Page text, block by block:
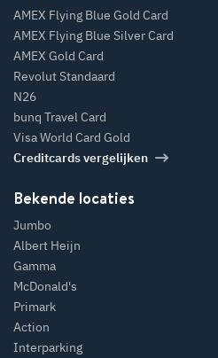
AMEX Flying Blue Gold Card
AMEX Flying Blue Silver Card
AMEX Gold Card
Revolut Standaard
N26
bunq Travel Card
Visa World Card Gold
Creditcards vergelijken
Bekende locaties
Jumbo
Albert Heijn
Gamma
McDonald's
Primark
Action
Interparking